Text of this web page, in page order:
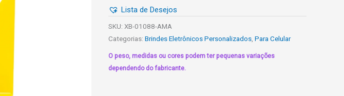
-
AMARELO
quantidade
Lista de Desejos
SKU:XB-01088-AMA
Categorias:Brindes Eletrônicos Personalizados ,Para Celular
O peso, medidas ou cores podem ter pequenas variações
dependendo do fabricante.